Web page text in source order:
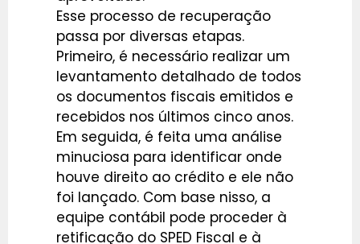
Esse processo de recuperação
passa por diversas etapas.
Primeiro, é necessário realizar um
levantamento detalhado de todos
os documentos fiscais emitidos e
recebidos nos últimos cinco anos.
Em seguida, é feita uma análise
minuciosa para identificar onde
houve direito ao crédito e ele não
foi lançado. Com base nisso, a
equipe contábil pode proceder à
retificação do SPED Fiscal e à